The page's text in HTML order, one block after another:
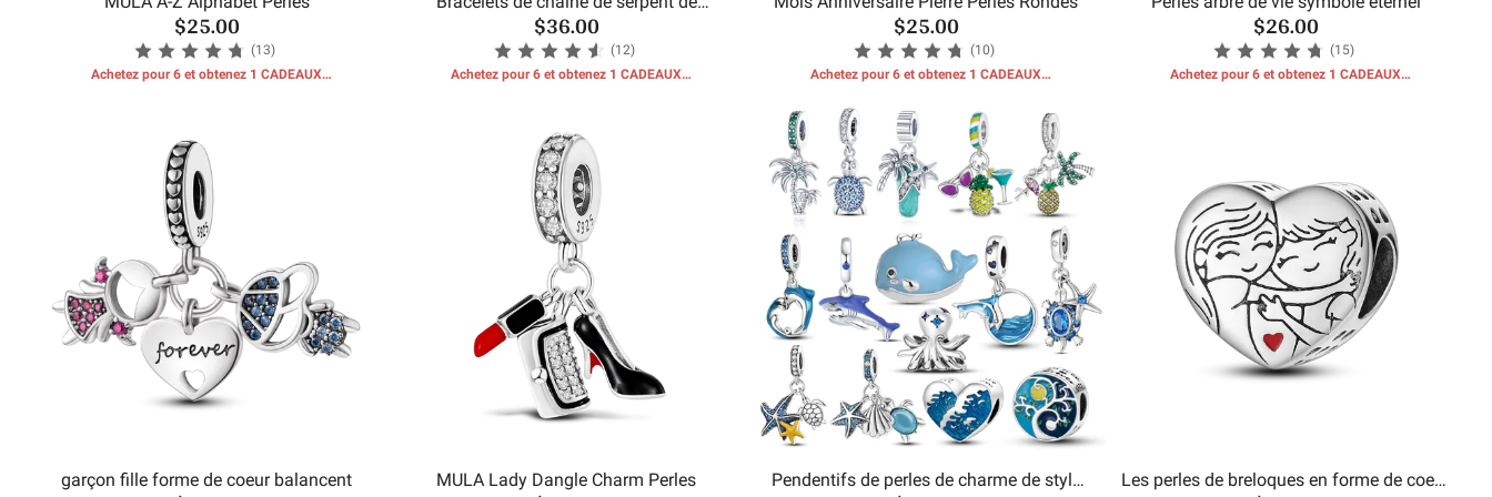
$25.00
(13)
Achetez pour 6 et obtenez 1 CADEAUX
coquillages de mer
$36.00
(12)
Achetez pour 6 et obtenez 1 CADEAUX
$25.00
(10)
Achetez pour 6 et obtenez 1 CADEAUX
$26.00
(15)
Achetez pour 6 et obtenez 1 CADEAUX
garçon fille forme de coeur balancent MULA Lady Dangle Charm Perles
Pendentifs de perles de charme de style
Les perles de breloques en forme de coeur